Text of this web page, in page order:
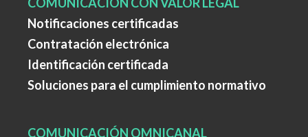
Notificaciones certificadas
Contratación electrónica
Identificación certificada
Soluciones para el cumplimiento normativo
COMUNICACIÓN OMNICANAL